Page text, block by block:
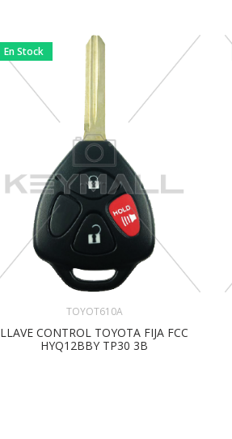
En Stock
TOYOT610A
LLAVE CONTROL TOYOTA FIJA FCC
HYQ12BBY TP30 3B